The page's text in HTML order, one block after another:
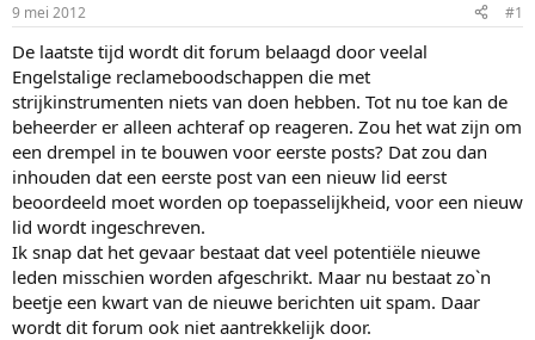
a
r
e
r
t
u
m
9 mei 2012 #1
De laatste tijd wordt dit forum belaagd door veelal
Engelstalige reclameboodschappen die met
strijkinstrumenten niets van doen hebben. Tot nu toe kan de
beheerder er alleen achteraf op reageren. Zou het wat zijn om
een drempel in te bouwen voor eerste posts? Dat zou dan
inhouden dat een eerste post van een nieuw lid eerst
beoordeeld moet worden op toepasselijkheid, voor een nieuw
lid wordt ingeschreven.
Ik snap dat het gevaar bestaat dat veel potentiële nieuwe
leden misschien worden afgeschrikt. Maar nu bestaat zo`n
beetje een kwart van de nieuwe berichten uit spam. Daar
wordt dit forum ook niet aantrekkelijk door.